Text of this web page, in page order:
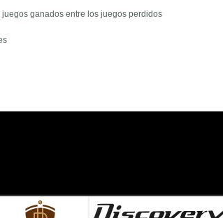
juegos ganados entre los juegos perdidos